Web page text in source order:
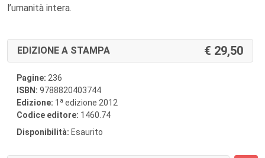
l’umanità intera.
EDIZIONE A STAMPA 29,50
Pagine: 236
ISBN: 9788820403744
Edizione: 1 a edizione 2012
Codice editore: 1460.74
Disponibilità: Esaurito